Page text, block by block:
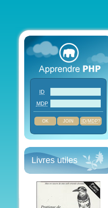
ID
MDP
JOIN ID/MDP?
Livres utiles